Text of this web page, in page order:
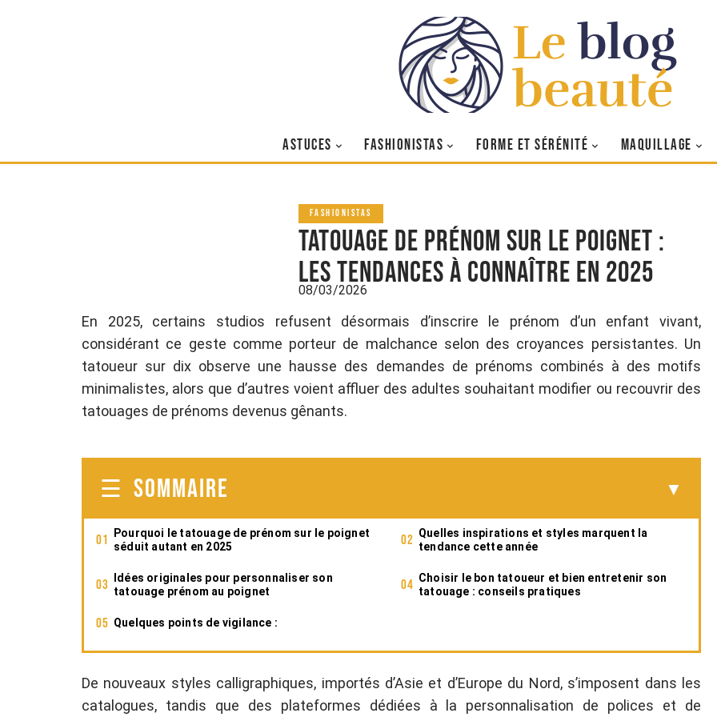
ASTUCES FASHIONISTAS FORME ET SÉRÉNITÉ MAQUILLAGE
FASHIONISTAS
Tatouage de prénom sur le poignet :
les tendances à connaître en 2025
08/03/2026
En 2025, certains studios refusent désormais d’inscrire le prénom d’un enfant vivant,
considérant ce geste comme porteur de malchance selon des croyances persistantes. Un
tatoueur sur dix observe une hausse des demandes de prénoms combinés à des motifs
minimalistes, alors que d’autres voient affluer des adultes souhaitant modifier ou recouvrir des
tatouages de prénoms devenus gênants.
SOMMAIRE
Pourquoi le tatouage de prénom sur le poignet
séduit autant en 2025
Quelles inspirations et styles marquent la
tendance cette année
Idées originales pour personnaliser son
tatouage prénom au poignet
Choisir le bon tatoueur et bien entretenir son
tatouage : conseils pratiques
Quelques points de vigilance :
De nouveaux styles calligraphiques, importés d’Asie et d’Europe du Nord, s’imposent dans les
catalogues, tandis que des plateformes dédiées à la personnalisation de polices et de